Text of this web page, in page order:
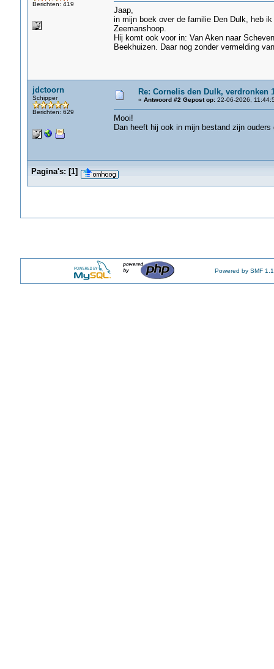
Berichten: 419
Jaap,
in mijn boek over de familie Den Dulk, heb
Zeemanshoop.
Hij komt ook voor in: Van Aken naar
Beekhuizen. Daar nog zonder vermelding
jdctoorn
Schipper
Berichten: 629
Re: Cornelis den Dulk, verdronken
« Antwoord #2 Gepost op:22-06-2026,
Mooi!
Dan heeft hij ook in mijn bestand zijn ouders
Pagina's: [1]
Powered by SMF